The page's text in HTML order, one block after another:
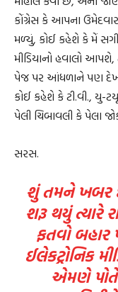
કોંગ્રેસ કે આપના
મળ્યું, કોઈ કહેશે કે મેં
મીડિયાનો હવાલો આપશે,
પેજ પર આંધળાને પણ
કોઈ કહેશે કે ટી.વી., યુ-
પેલી ચિબાવલી કે પેલા
સરસ.
શું તમને ખબર
શરૂ થયું ત્યારે
ફતવો બહાર
ઈલેકટ્રોનિક
એમણે પોતે